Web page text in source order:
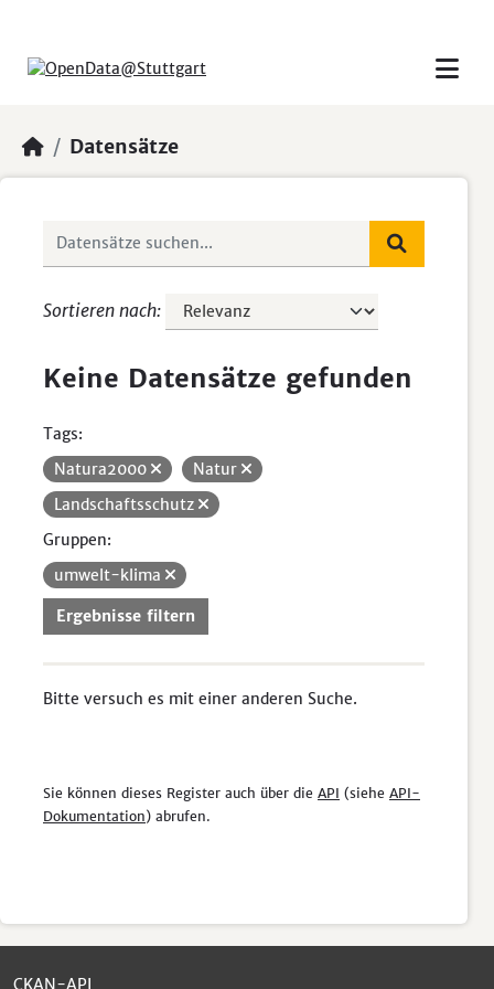
Datensätze
Sortieren nach
Keine Datensätze gefunden
Tags:
Natura2000
Natur
Landschaftsschutz
Gruppen:
umwelt-klima
Ergebnisse filtern
Bitte versuch es mit einer anderen Suche.
Sie können dieses Register auch über die API (siehe API-
Dokumentation) abrufen.
CKAN-API